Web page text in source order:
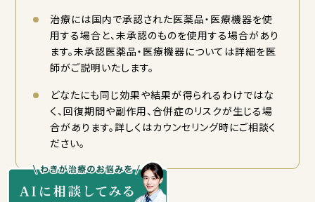
治療には国内で承認された医薬品・医療機器を使
用する場合と、未承認のものを使用する場合があり
ます。未承認医薬品・医療機器については詳細を医
師がご説明いたします。
どなたにも同じ効果や結果が得られるわけではな
く、回復期間や副作用、合併症のリスクが生じる場
合があります。詳しくはカウンセリング時にご相談く
ださい。